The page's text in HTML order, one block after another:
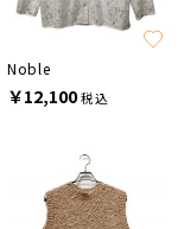
Noble
￥12,100税込